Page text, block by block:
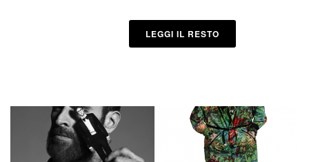
LEGGI IL RESTO